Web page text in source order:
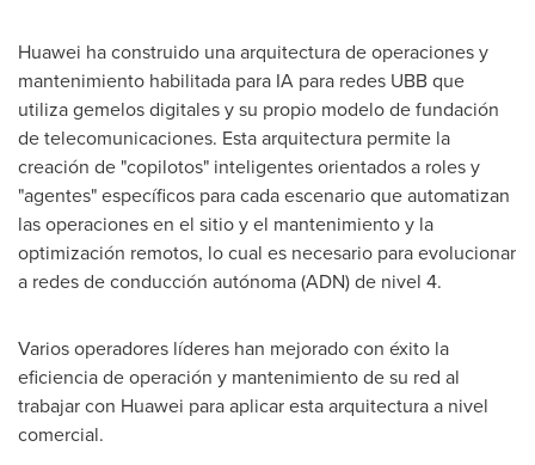
Huawei ha construido una arquitectura de operaciones y
mantenimiento habilitada para IA para redes UBB que
utiliza gemelos digitales y su propio modelo de fundación
de telecomunicaciones. Esta arquitectura permite la
creación de "copilotos" inteligentes orientados a roles y
"agentes" específicos para cada escenario que automatizan
las operaciones en el sitio y el mantenimiento y la
optimización remotos, lo cual es necesario para evolucionar
a redes de conducción autónoma (ADN) de nivel 4.
Varios operadores líderes han mejorado con éxito la
eficiencia de operación y mantenimiento de su red al
trabajar con Huawei para aplicar esta arquitectura a nivel
comercial.